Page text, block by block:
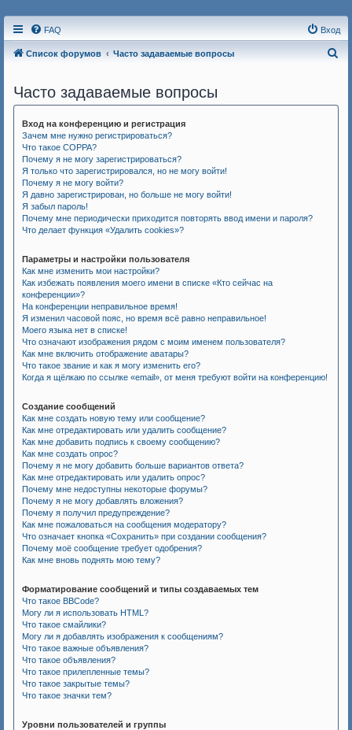
FAQ Вход
Список форумов Часто задаваемые вопросы
Часто задаваемые вопросы
Вход на конференцию и регистрация
Зачем мне нужно регистрироваться?
Что такое COPPA?
Почему я не могу зарегистрироваться?
Я только что зарегистрировался, но не могу войти!
Почему я не могу войти?
Я давно зарегистрирован, но больше не могу войти!
Я забыл пароль!
Почему мне периодически приходится повторять ввод имени и пароля?
Что делает функция «Удалить cookies»?
Параметры и настройки пользователя
Как мне изменить мои настройки?
Как избежать появления моего имени в списке «Кто сейчас на
конференции»?
На конференции неправильное время!
Я изменил часовой пояс, но время всё равно неправильное!
Моего языка нет в списке!
Что означают изображения рядом с моим именем пользователя?
Как мне включить отображение аватары?
Что такое звание и как я могу изменить его?
Когда я щёлкаю по ссылке «email», от меня требуют войти на конференцию!
Создание сообщений
Как мне создать новую тему или сообщение?
Как мне отредактировать или удалить сообщение?
Как мне добавить подпись к своему сообщению?
Как мне создать опрос?
Почему я не могу добавить больше вариантов ответа?
Как мне отредактировать или удалить опрос?
Почему мне недоступны некоторые форумы?
Почему я не могу добавлять вложения?
Почему я получил предупреждение?
Как мне пожаловаться на сообщения модератору?
Что означает кнопка «Сохранить» при создании сообщения?
Почему моё сообщение требует одобрения?
Как мне вновь поднять мою тему?
Форматирование сообщений и типы создаваемых тем
Что такое BBCode?
Могу ли я использовать HTML?
Что такое смайлики?
Могу ли я добавлять изображения к сообщениям?
Что такое важные объявления?
Что такое объявления?
Что такое прилепленные темы?
Что такое закрытые темы?
Что такое значки тем?
Уровни пользователей и группы